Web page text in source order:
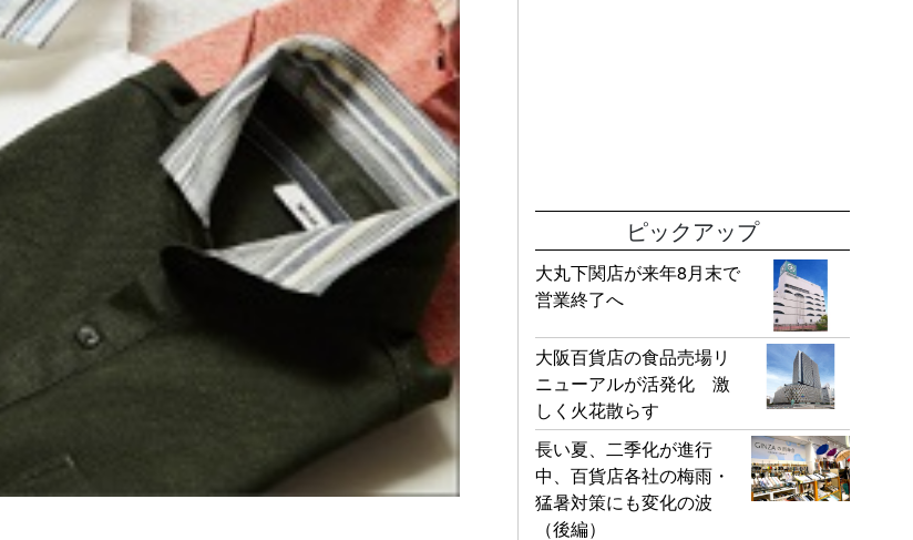
ピックアップ
大丸下関店が来年8月末で
営業終了へ
大阪百貨店の食品売場リ
ニューアルが活発化 激
しく火花散らす
長い夏、二季化が進行
中、百貨店各社の梅雨・
猛暑対策にも変化の波
（後編）